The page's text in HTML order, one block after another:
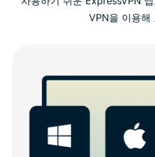
VPN을 이용해